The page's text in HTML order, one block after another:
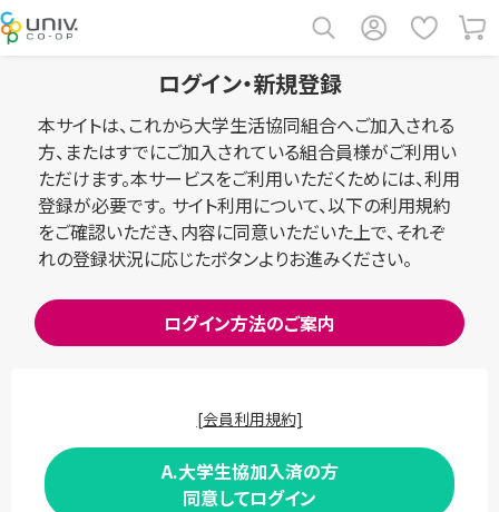
ログイン・新規登録
本サイトは、これから大学生活協同組合へご加入される
方、またはすでにご加入されている組合員様がご利用い
ただけます。本サービスをご利用いただくためには、利用
登録が必要です。 サイト利用について、以下の利用規約
をご確認いただき、内容に同意いただいた上で、それぞ
れの登録状況に応じたボタンよりお進みください。
ログイン方法のご案内
[会員利用規約]
A.大学生協加入済の方
同意してログイン